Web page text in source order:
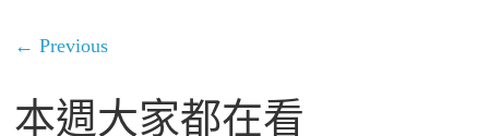
← Previous
本週大家都在看